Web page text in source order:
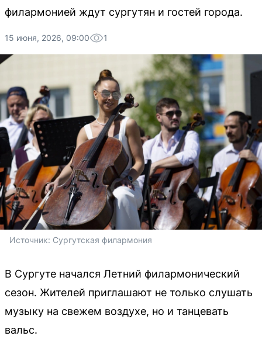
филармонией ждут сургутян и гостей города.
15 июня, 2026, 09:00 1
Источник: Сургутская филармония
В Сургуте начался Летний филармонический
сезон. Жителей приглашают не только слушать
музыку на свежем воздухе, но и танцевать
вальс.